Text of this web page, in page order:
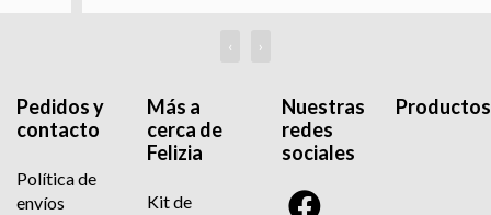
‹ ›
Pedidos y
contacto
Política de
envíos
Más a
cerca de
Felizia
Kit de
Nuestras
redes
sociales
Productos